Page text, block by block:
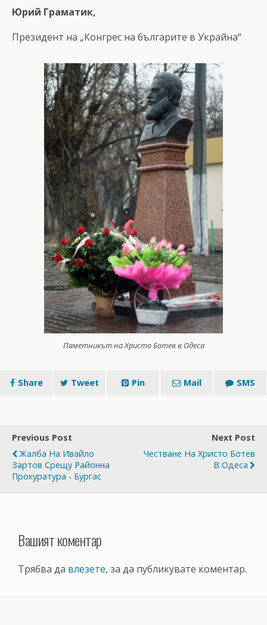
Юрий Граматик,
Президент на „Конгрес на българите в Украйна“
Паметникът на Христо Ботев в Одеса
Share Tweet Pin Mail SMS
Previous Post
Жалба На Ивайло
Зартов Срещу Районна
Прокуратура - Бургас
Next Post
Честване На Христо Ботев
В Одеса
Вашият коментар
Трябва да влезете, за да публикувате коментар.